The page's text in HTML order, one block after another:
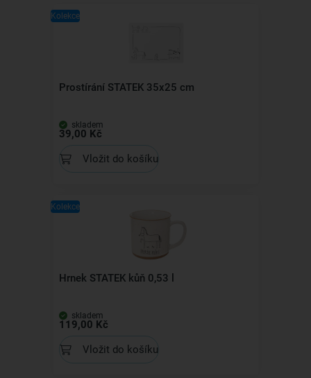
Kolekce
Prostírání STATEK 35x25 cm
skladem
39,00 Kč
Vložit do košíku
Kolekce
Hrnek STATEK kůň 0,53 l
skladem
119,00 Kč
Vložit do košíku